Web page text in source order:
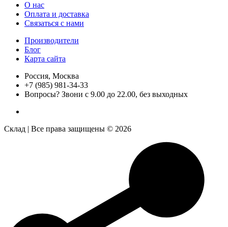
О нас
Оплата и доставка
Связаться с нами
Производители
Блог
Карта сайта
Россия, Москва
+7 (985) 981-34-33
Вопросы? Звони с 9.00 до 22.00, без выходных
Склад | Все права защищены © 2026